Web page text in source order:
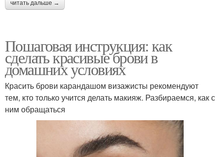
читать дальше →
Пошаговая инструкция: как
сделать красивые брови в
домашних условиях
Красить брови карандашом визажисты рекомендуют
тем, кто только учится делать макияж. Разбираемся, как с
ним обращаться